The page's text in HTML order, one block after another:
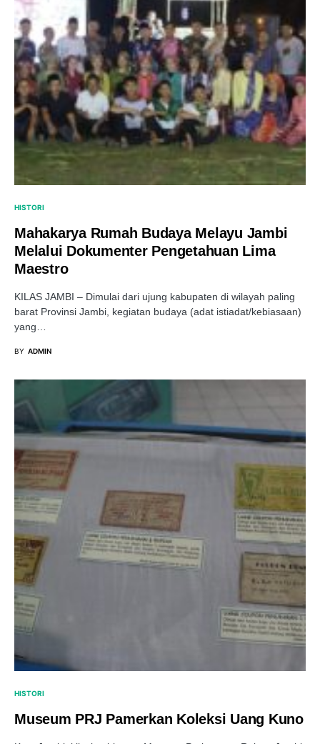
HISTORI
Mahakarya Rumah Budaya Melayu Jambi
Melalui Dokumenter Pengetahuan Lima
Maestro
KILAS JAMBI – Dimulai dari ujung kabupaten di wilayah paling
barat Provinsi Jambi, kegiatan budaya (adat istiadat/kebiasaan)
yang…
BY ADMIN
HISTORI
Museum PRJ Pamerkan Koleksi Uang Kuno